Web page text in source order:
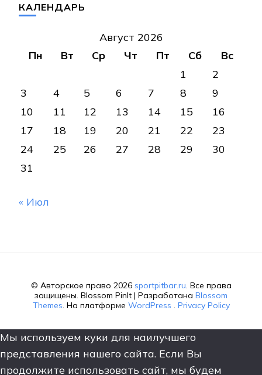
КАЛЕНДАРЬ
Август 2026
Пн
Вт Ср Чт Пт Сб
Вс
1
2
3
4 5 6 7 8
9
10
11 12 13 14 15
16
17
18 19 20 21 22
23
24
25 26 27 28 29
30
31
« Июл
© Авторское право 2026 sportpitbar.ru. Все права
защищены. Blossom PinIt | Разработана Blossom
Themes. На платформе WordPress . Privacy Policy
Мы используем куки для наилучшего
представления нашего сайта. Если Вы
продолжите использовать сайт, мы будем